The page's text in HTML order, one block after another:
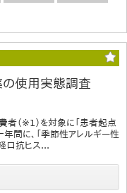
使用実態調査
者（※1）を対象に「患者起点
年間に、「季節性アレルギー性
口抗ヒス...